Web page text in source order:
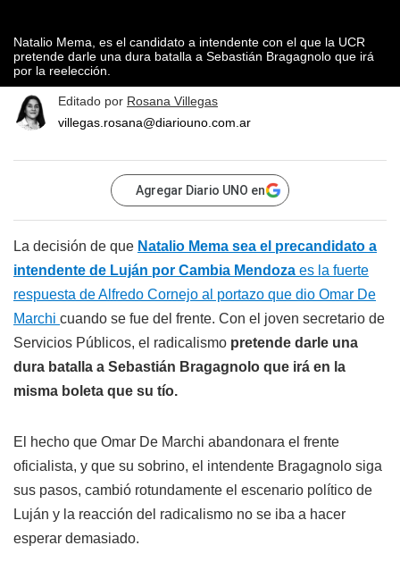
Natalio Mema, es el candidato a intendente con el que la UCR
pretende darle una dura batalla a Sebastián Bragagnolo que irá
por la reelección.
Editado por Rosana Villegas
villegas.rosana@diariouno.com.ar
Agregar Diario UNO en
La decisión de que Natalio Mema sea el precandidato a
intendente de Luján por Cambia Mendoza es la fuerte
respuesta de Alfredo Cornejo al portazo que dio Omar De
Marchi cuando se fue del frente. Con el joven secretario de
Servicios Públicos, el radicalismo pretende darle una
dura batalla a Sebastián Bragagnolo que irá en la
misma boleta que su tío.
El hecho que Omar De Marchi abandonara el frente
oficialista, y que su sobrino, el intendente Bragagnolo siga
sus pasos, cambió rotundamente el escenario político de
Luján y la reacción del radicalismo no se iba a hacer
esperar demasiado.